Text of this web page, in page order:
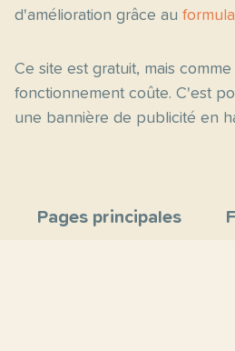
d'amélioration grâce au
Ce site est gratuit, mais
fonctionnement coûte. C'est
une bannière de publicité en
Pages principales